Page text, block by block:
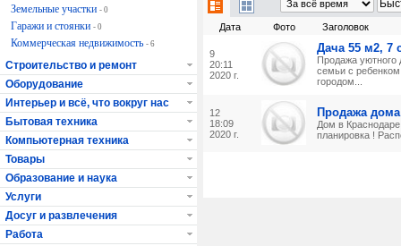
Дата Фото Заголовок
9
20:11
2020 г.
Дача 55 м2, 7
Продажа уютного
семьи с
городом...
12
18:09
2020 г.
Продажа
Дом в
планировка !
Земельные участки - 0
Гаражи и стоянки - 0
Коммерческая недвижимость - 6
Строительство и ремонт
Оборудование
Интерьер и всё, что вокруг нас
Бытовая техника
Компьютерная техника
Товары
Образование и наука
Услуги
Досуг и развлечения
Работа